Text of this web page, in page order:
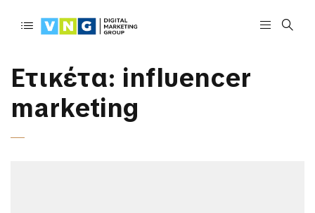
Ετικέτα: influencer
marketing